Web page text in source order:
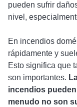
pueden sufrir
nivel,
En incendios
rápidamente y
Esto significa que
son importantes.
incendios
menudo no son